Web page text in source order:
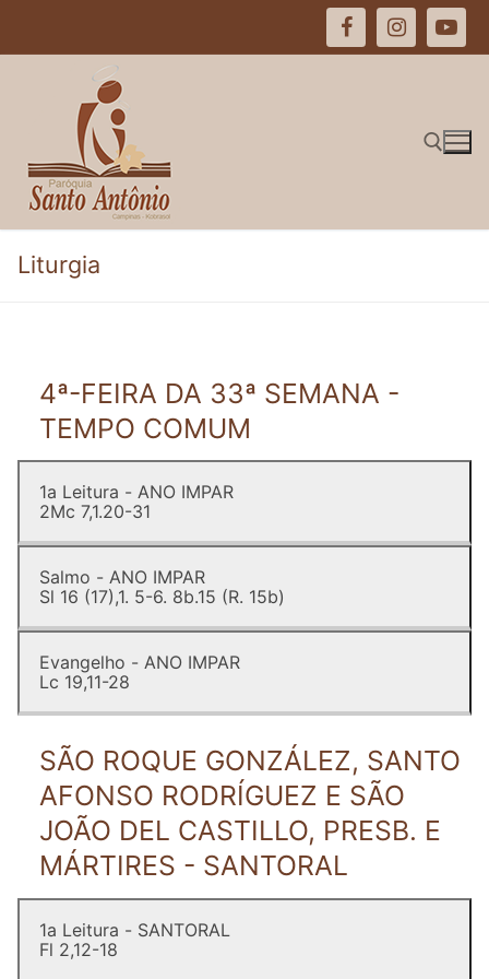
Pesquisar por:
Liturgia
4ª-FEIRA DA 33ª SEMANA -
TEMPO COMUM
1a Leitura - ANO IMPAR
2Mc 7,1.20-31
Salmo - ANO IMPAR
Sl 16 (17),1. 5-6. 8b.15 (R. 15b)
Evangelho - ANO IMPAR
Lc 19,11-28
SÃO ROQUE GONZÁLEZ, SANTO
AFONSO RODRÍGUEZ E SÃO
JOÃO DEL CASTILLO, PRESB. E
MÁRTIRES - SANTORAL
1a Leitura - SANTORAL
Fl 2,12-18